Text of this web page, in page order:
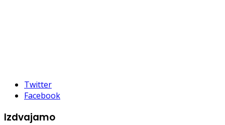
Twitter
Facebook
Izdvajamo